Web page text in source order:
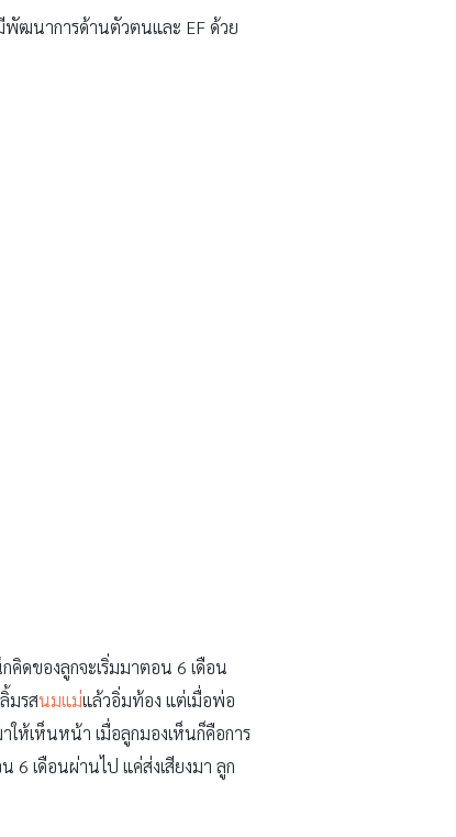
ฒนาการด้านตัวตนและ EF ด้วย
คิดของลูกจะเริ่มมาตอน 6 เดือน
มรสนมแม่แล้วอิ่มท้อง แต่เมื่อพ่อ
ให้เห็นหน้า เมื่อลูกมองเห็นก็คือการ
6 เดือนผ่านไป แค่ส่งเสียงมา ลูก